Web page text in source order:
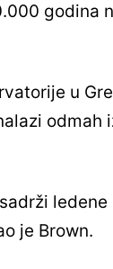
godina
u
odmah
je Brown.